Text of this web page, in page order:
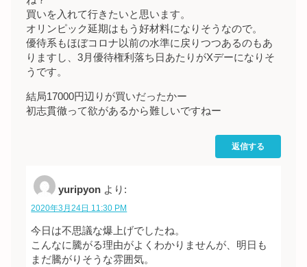
買いを入れて行きたいと思います。
オリンピック延期はもう好材料になりそうなので。
優待系もほぼコロナ以前の水準に戻りつつあるのもあ
りますし、3月優待権利落ち日あたりがXデーになりそ
うです。
結局17000円辺りが買いだったかー
初志貫徹って欲があるから難しいですねー
返信する
yuripyon より:
2020年3月24日 11:30 PM
今日は不思議な爆上げでしたね。
こんなに騰がる理由がよくわかりませんが、明日も
まだ騰がりそうな雰囲気。